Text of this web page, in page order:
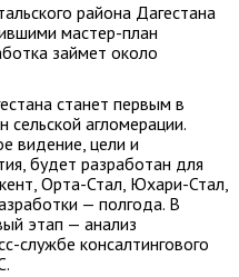
района Дагестана
мастер-план
займет около
станет первым в
агломерации.
видение, цели и
будет разработан для
Орта-Стал, Юхари-Стал,
— полгода. В
этап — анализ
службе консалтингового